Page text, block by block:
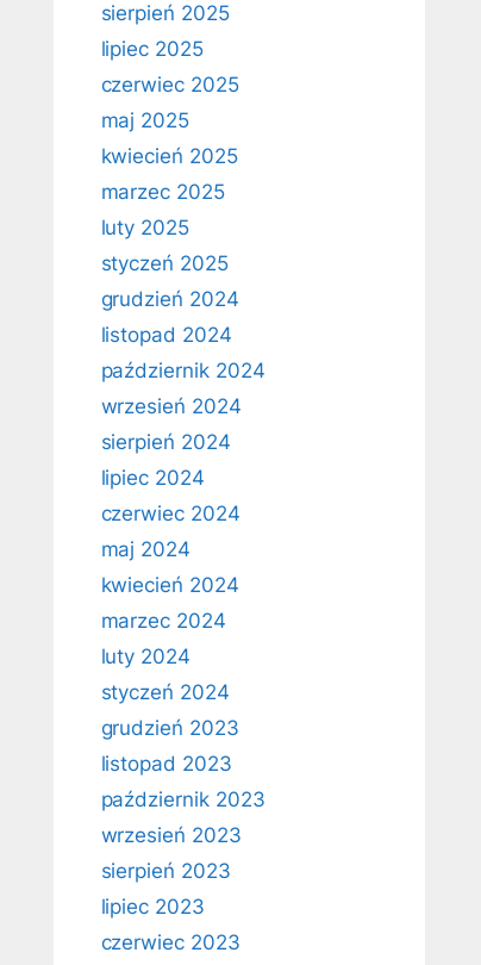
sierpień 2025
lipiec 2025
czerwiec 2025
maj 2025
kwiecień 2025
marzec 2025
luty 2025
styczeń 2025
grudzień 2024
listopad 2024
październik 2024
wrzesień 2024
sierpień 2024
lipiec 2024
czerwiec 2024
maj 2024
kwiecień 2024
marzec 2024
luty 2024
styczeń 2024
grudzień 2023
listopad 2023
październik 2023
wrzesień 2023
sierpień 2023
lipiec 2023
czerwiec 2023